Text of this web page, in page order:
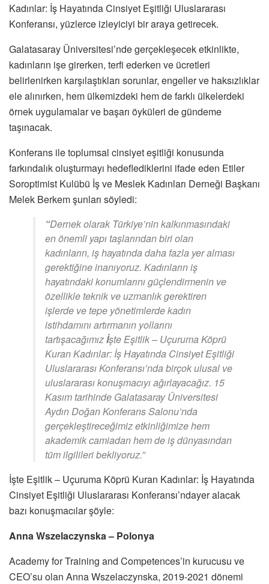
Kadınlar: İş Hayatında Cinsiyet Eşitliği Uluslararası
Konferansı, yüzlerce izleyiciyi bir araya getirecek.
Galatasaray Üniversitesi’nde gerçekleşecek etkinlikte,
kadınların işe girerken, terfi ederken ve ücretleri
belirlenirken karşılaştıkları sorunlar, engeller ve haksızlıklar
ele alınırken, hem ülkemizdeki hem de farklı ülkelerdeki
örnek uygulamalar ve başarı öyküleri de gündeme
taşınacak.
Konferans ile toplumsal cinsiyet eşitliği konusunda
farkındalık oluşturmayı hedeflediklerini ifade eden Etiler
Soroptimist Kulübü İş ve Meslek Kadınları Derneği Başkanı
Melek Berkem şunları söyledi:
“Dernek olarak Türkiye’nin kalkınmasındaki
en önemli yapı taşlarından biri olan
kadınların, iş hayatında daha fazla yer alması
gerektiğine inanıyoruz. Kadınların iş
hayatındaki konumlarını güçlendirmenin ve
özellikle teknik ve uzmanlık gerektiren
işlerde ve tepe yönetimlerde kadın
istihdamını artırmanın yollarını
tartışacağımızİşte Eşitlik – Uçuruma Köprü
Kuran Kadınlar: İş Hayatında Cinsiyet Eşitliği
Uluslararası Konferansı’nda birçok ulusal ve
uluslararası konuşmacıyı ağırlayacağız. 15
Kasım tarihinde Galatasaray Üniversitesi
Aydın Doğan Konferans Salonu’nda
gerçekleştireceğimiz etkinliğimize hem
akademik camiadan hem de iş dünyasından
tüm ilgilileri bekliyoruz.”
İşte Eşitlik – Uçuruma Köprü Kuran Kadınlar: İş Hayatında
Cinsiyet Eşitliği Uluslararası Konferansı’ndayer alacak
bazı konuşmacılar şöyle:
Anna Wszelaczynska – Polonya
Academy for Training and Competences’in kurucusu ve
CEO’su olan Anna Wszelaczynska, 2019-2021 dönemi